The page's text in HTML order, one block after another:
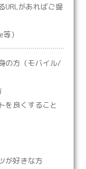
URLがあればご提
）
の方（モバイル/
を良くすること
が好きな方